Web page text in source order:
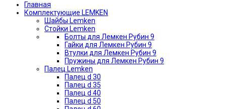
Главная
Комплектующие LEMKEN
Шайбы Lemken
Стойки Lemken
Болты для Лемкен Рубин 9
Гайки для Лемкен Рубин 9
Втулки для Лемкен Рубин 9
Пружины для Лемкен Рубин 9
Палец Lemken
Палец d 30
Палец d 35
Палец d 40
Палец d 50